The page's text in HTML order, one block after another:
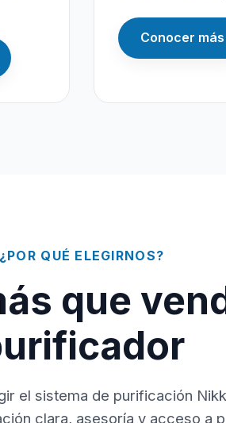
Conocer más
¿POR QUÉ ELEGIRNOS?
que
el sistema de purificación
clara, asesoría y acceso a